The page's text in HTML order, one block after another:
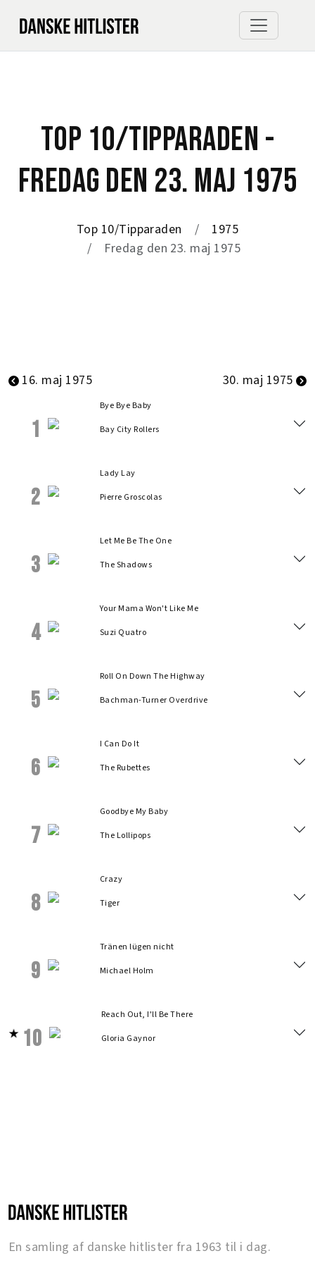
TOP 10/TIPPARADEN -
FREDAG DEN 23. MAJ 1975
Top 10/Tipparaden
1975
Fredag den 23. maj 1975
16. maj 1975 30. maj 1975
1
Bye Bye Baby
Bay City Rollers
2
Lady Lay
Pierre Groscolas
3
Let Me Be The One
The Shadows
4
Your Mama Won't Like Me
Suzi Quatro
5
Roll On Down The Highway
Bachman-Turner Overdrive
6
I Can Do It
The Rubettes
7
Goodbye My Baby
The Lollipops
8
Crazy
Tiger
9
Tränen lügen nicht
Michael Holm
10
Reach Out, I'll Be There
Gloria Gaynor
En samling af danske hitlister fra 1963 til i dag.